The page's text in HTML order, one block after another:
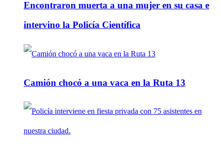
Encontraron muerta a una mujer en su casa e
intervino la Policía Científica
Camión chocó a una vaca en la Ruta 13